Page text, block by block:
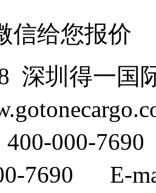
信给您报价
深圳得一国
400-000-
7690 E-